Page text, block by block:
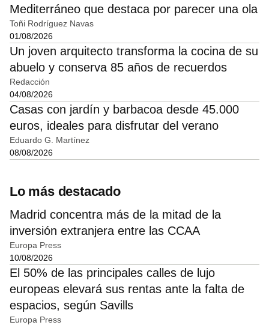
Mediterráneo que destaca por parecer una ola
Toñi Rodríguez Navas
01/08/2026
Un joven arquitecto transforma la cocina de su
abuelo y conserva 85 años de recuerdos
Redacción
04/08/2026
Casas con jardín y barbacoa desde 45.000
euros, ideales para disfrutar del verano
Eduardo G. Martínez
08/08/2026
Lo más destacado
Madrid concentra más de la mitad de la
inversión extranjera entre las CCAA
Europa Press
10/08/2026
El 50% de las principales calles de lujo
europeas elevará sus rentas ante la falta de
espacios, según Savills
Europa Press